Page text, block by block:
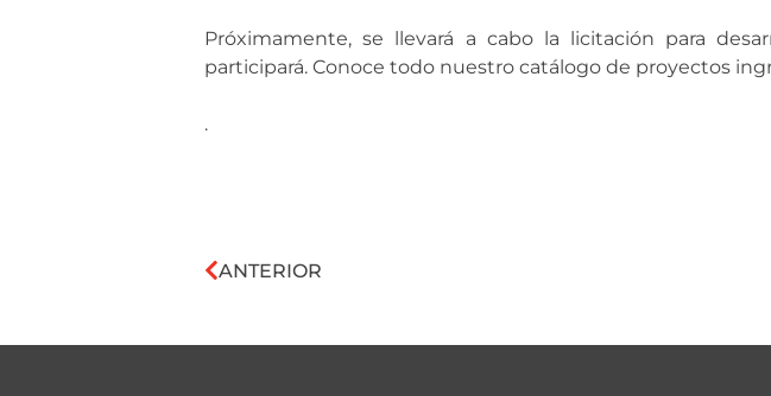
Próximamente, se llevará a cabo la licitación para
participará. Conoce todo nuestro catálogo de proyectos
.
ANTERIOR